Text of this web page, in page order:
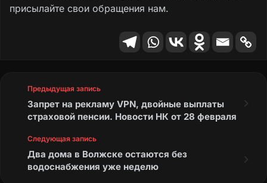
присылайте свои обращения нам.
Предыдущая запись
Запрет на рекламу VPN, двойные выплаты
страховой пенсии. Новости НК от 28 февраля
Следующая запись
Два дома в Волжске остаются без
водоснабжения уже неделю